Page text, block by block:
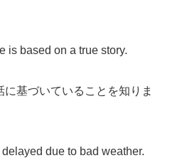
is based on a true story.
基づいていることを知りま
due to bad weather.